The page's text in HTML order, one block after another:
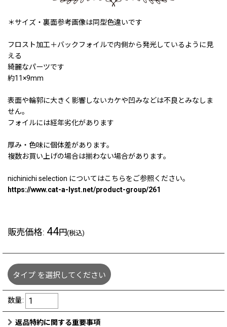
＊サイズ・裏面参考画像は同型色違いです
フロスト加工＋バックフォイルで内側から発光しているように見
える
綺麗なパーツです
約11×9mm
表面や輪郭に大きく影響しないカケや凹みなどは不良とみなしま
せん。
フォイルには経年劣化があります
厚み・色味に個体差があります。
複数お買い上げの場合は揃わない場合があります。
nichinichi selection についてはこちらをご参照ください。
https://www.cat-a-lyst.net/product-group/261
販売価格: 44円(税込)
タイプ を選択してください
数量:
返品特約に関する重要事項